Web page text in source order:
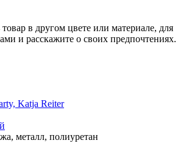
в другом цвете или материале, для
и расскажите о своих предпочтениях.
Katja Reiter
металл, полиуретан